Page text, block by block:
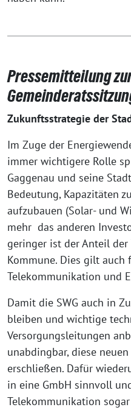
Pressemitteilung
Zukunftsstrategie der
Im Zuge der
immer wichtigere Rolle
Gaggenau und seine
Bedeutung, Kapazitäten
aufzubauen (Solar- und
mehr das anderen
geringer ist der Anteil
Kommune. Dies gilt auch
Telekommunikation und
Damit die SWG auch in
bleiben und wichtige
Versorgungsleitungen
unabdingbar, diese
erschließen. Dafür
in eine GmbH sinnvoll
Telekommunikation